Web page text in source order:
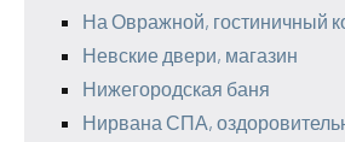
На Овражной, гостиничный
Невские двери, магазин
Нижегородская баня
Нирвана СПА,